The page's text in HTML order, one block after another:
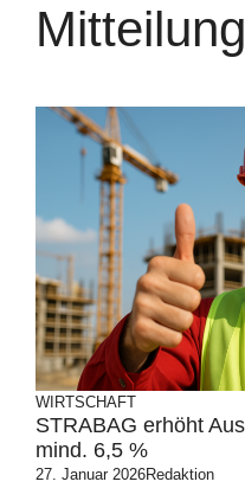
Mitteilung
WIRTSCHAFT
STRABAG erhöht
mind. 6,5 %
27. Januar 2026Redaktion